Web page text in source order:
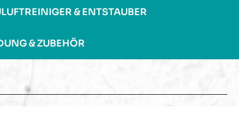
& ENTSTAUBER
& ZUBEHÖR